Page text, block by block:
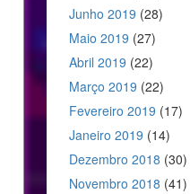
Junho 2019 (28)
Maio 2019 (27)
Abril 2019 (22)
Março 2019 (22)
Fevereiro 2019 (17)
Janeiro 2019 (14)
Dezembro 2018 (30)
Novembro 2018 (41)